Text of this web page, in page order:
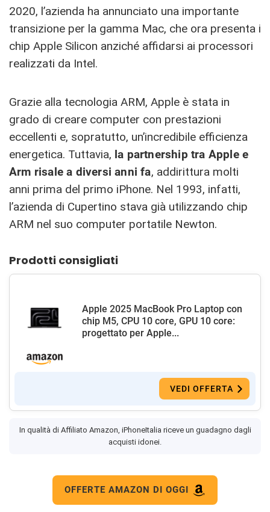
2020, l’azienda ha annunciato una importante
transizione per la gamma Mac, che ora presenta i
chip Apple Silicon anziché affidarsi ai processori
realizzati da Intel.
Grazie alla tecnologia ARM, Apple è stata in
grado di creare computer con prestazioni
eccellenti e, sopratutto, un’incredibile efficienza
energetica. Tuttavia, la partnership tra Apple e
Arm risale a diversi anni fa, addirittura molti
anni prima del primo iPhone. Nel 1993, infatti,
l’azienda di Cupertino stava già utilizzando chip
ARM nel suo computer portatile Newton.
Prodotti consigliati
Apple 2025 MacBook Pro Laptop con
chip M5, CPU 10 core, GPU 10 core:
progettato per Apple...
VEDI OFFERTA
In qualità di Affiliato Amazon, iPhoneItalia riceve un guadagno dagli
acquisti idonei.
OFFERTE AMAZON DI OGGI